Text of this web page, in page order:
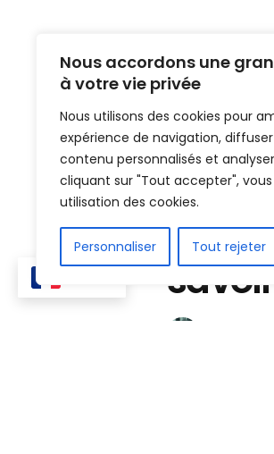
Nous accordons une
à votre vie privée
Nous utilisons des cookies pour
expérience de navigation,
contenu personnalisés et
cliquant sur "Tout accepter",
utilisation des cookies.
Personnaliser Tout rejeter
Home ligue 2
L2 du